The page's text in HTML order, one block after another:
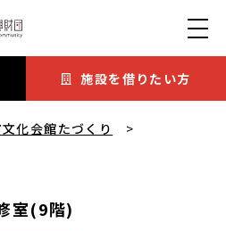
施設を借りたい方
化会館たづくり
室(9階)